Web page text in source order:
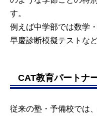
す。
例えば中学部では数学
早慶診断模擬テストな
CAT教育パートナ
従来の塾・予備校では